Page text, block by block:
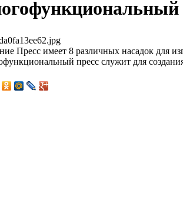
Пресс имеет 8 различных насадок для
пресс служит для